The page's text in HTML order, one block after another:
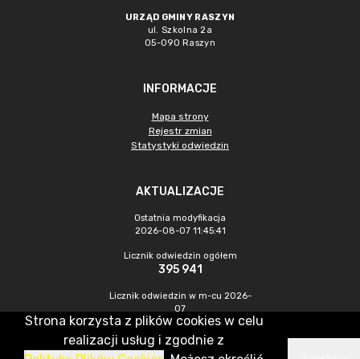
URZĄD GMINY RASZYN
ul. Szkolna 2a
05-090 Raszyn
INFORMACJE
Mapa strony
Rejestr zmian
Statystyki odwiedzin
AKTUALIZACJE
Ostatnia modyfikacja
2026-08-07 11:45:41
Licznik odwiedzin ogółem
395 941
Licznik odwiedzin w m-cu 2026-
07
1 252
Strona korzysta z plików cookies w celu
realizacji usług i zgodnie z